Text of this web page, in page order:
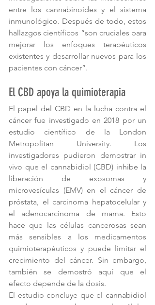
entre los cannabinoides y el sistema
inmunológico. Después de todo, estos
hallazgos científicos “son cruciales para
mejorar los enfoques terapéuticos
existentes y desarrollar nuevos para los
pacientes con cáncer”.
El CBD apoya la quimioterapia
El papel del CBD en la lucha contra el
cáncer fue investigado en 2018 por un
estudio científico de la London
Metropolitan University. Los
investigadores pudieron demostrar in
vivo que el cannabidiol (CBD) inhibe la
liberación de exosomas y
microvesículas (EMV) en el cáncer de
próstata, el carcinoma hepatocelular y
el adenocarcinoma de mama. Esto
hace que las células cancerosas sean
más sensibles a los medicamentos
quimioterapéuticos y puede limitar el
crecimiento del cáncer. Sin embargo,
también se demostró aquí que el
efecto depende de la dosis.
El estudio concluye que el cannabidiol